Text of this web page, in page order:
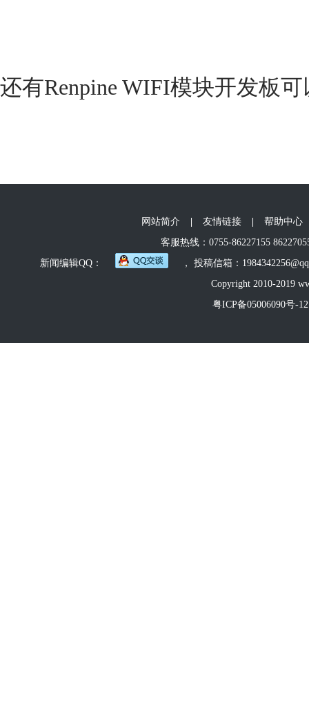
还有Renpine WIFI模块开发板
网站简介 友情链接
帮助中心
客服热线：0755-86227155
新闻编辑QQ：
， 投稿信箱：
Copyright 2010-2019
粤ICP备05006090号-12